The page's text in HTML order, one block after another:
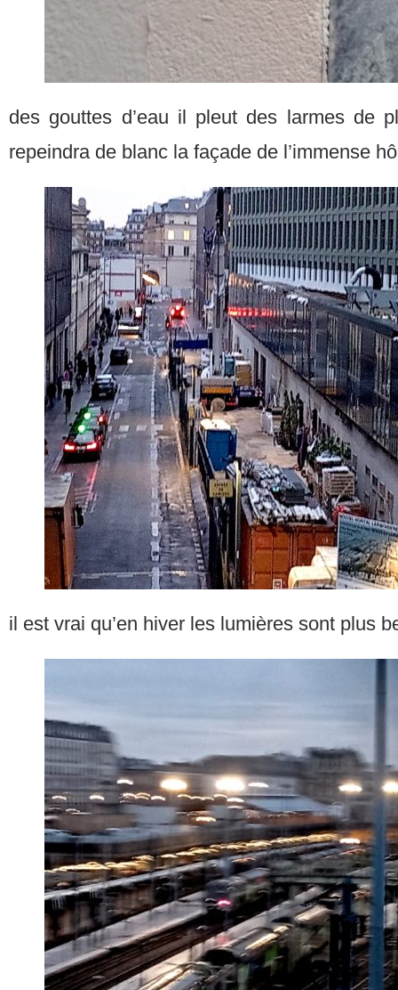
des gouttes d’eau il pleut des larmes de
repeindra de blanc la façade de l’immense
il est vrai qu’en hiver les lumières sont plus